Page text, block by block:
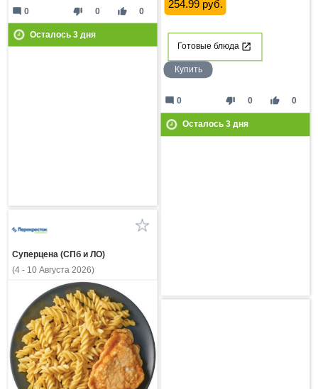
thumb_down 0 thumb_up 0
mode_comment 0
Осталось 3дня
254.99 руб.
Готовые блюда
Купить
thumb_down 0 thumb_up 0
mode_comment 0
Осталось 3дня
Суперцена (СПб и ЛО)
(4 - 10 Августа 2026)